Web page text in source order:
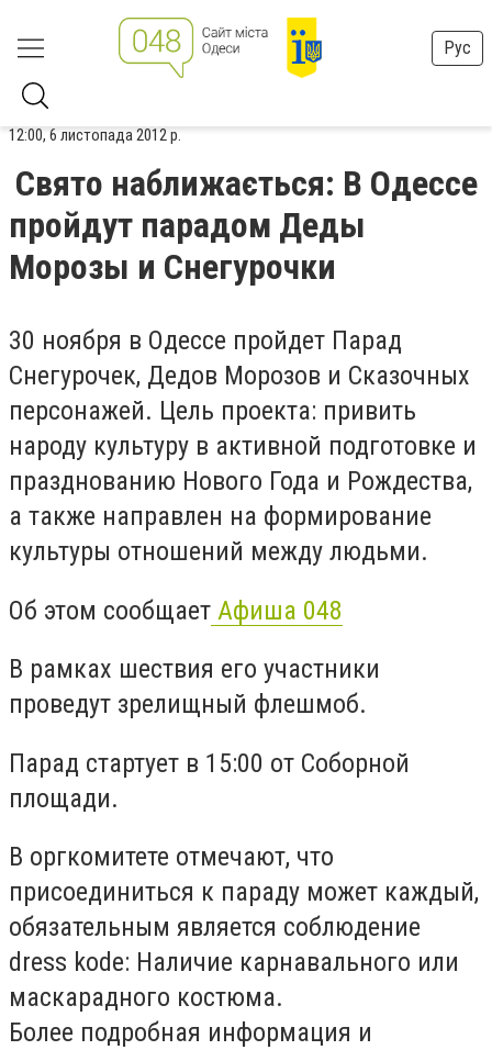
Рус
12:00, 6 листопада 2012 р.
Свято наближається: В Одессе
пройдут парадом Деды
Морозы и Снегурочки
30 ноября в Одессе пройдет Парад
Снегурочек, Дедов Морозов и Сказочных
персонажей. Цель проекта: привить
народу культуру в активной подготовке и
празднованию Нового Года и Рождества,
а также направлен на формирование
культуры отношений между людьми.
Об этом сообщает Афиша 048
В рамках шествия его участники
проведут зрелищный флешмоб.
Парад стартует в 15:00 от Соборной
площади.
В оргкомитете отмечают, что
присоединиться к параду может каждый,
обязательным является соблюдение
dress kode: Наличие карнавального или
маскарадного костюма.
Более подробная информация и